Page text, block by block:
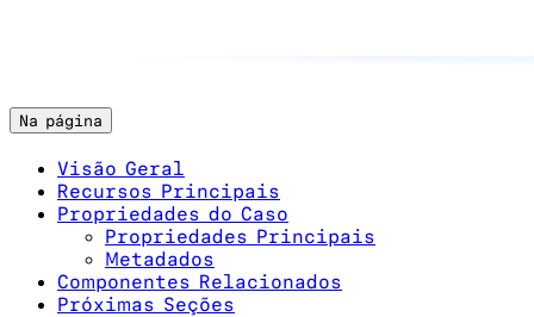
Na página
Visão Geral
Recursos Principais
Propriedades do Caso
Propriedades Principais
Metadados
Componentes Relacionados
Próximas Seções